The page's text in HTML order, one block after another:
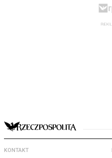
KONTAKT